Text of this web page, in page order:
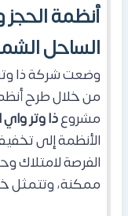
أنظمة الحجز
الساحل
وضعت شركة ذا وتر
من خلال طرح
مشروعذا وتر
الأنظمة إلى
الفرصة لامتلاك
ممكنة، وتتمثل